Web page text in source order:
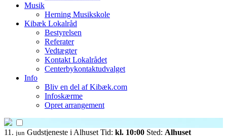
Musik
Herning Musikskole
Kibæk Lokalråd
Bestyrelsen
Referater
Vedtægter
Kontakt Lokalrådet
Centerbykontaktudvalget
Info
Bliv en del af Kibæk.com
Infoskærme
Opret arrangement
11. jun Gudstjeneste i Alhuset Tid: kl. 10:00 Sted: Alhuset